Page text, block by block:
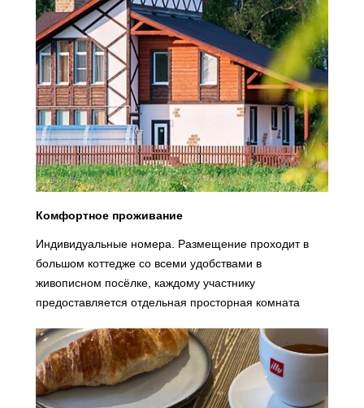
Комфортное проживание
Индивидуальные номера. Размещение проходит в
большом коттедже со всеми удобствами в
живописном посёлке, каждому участнику
предоставляется отдельная просторная комната